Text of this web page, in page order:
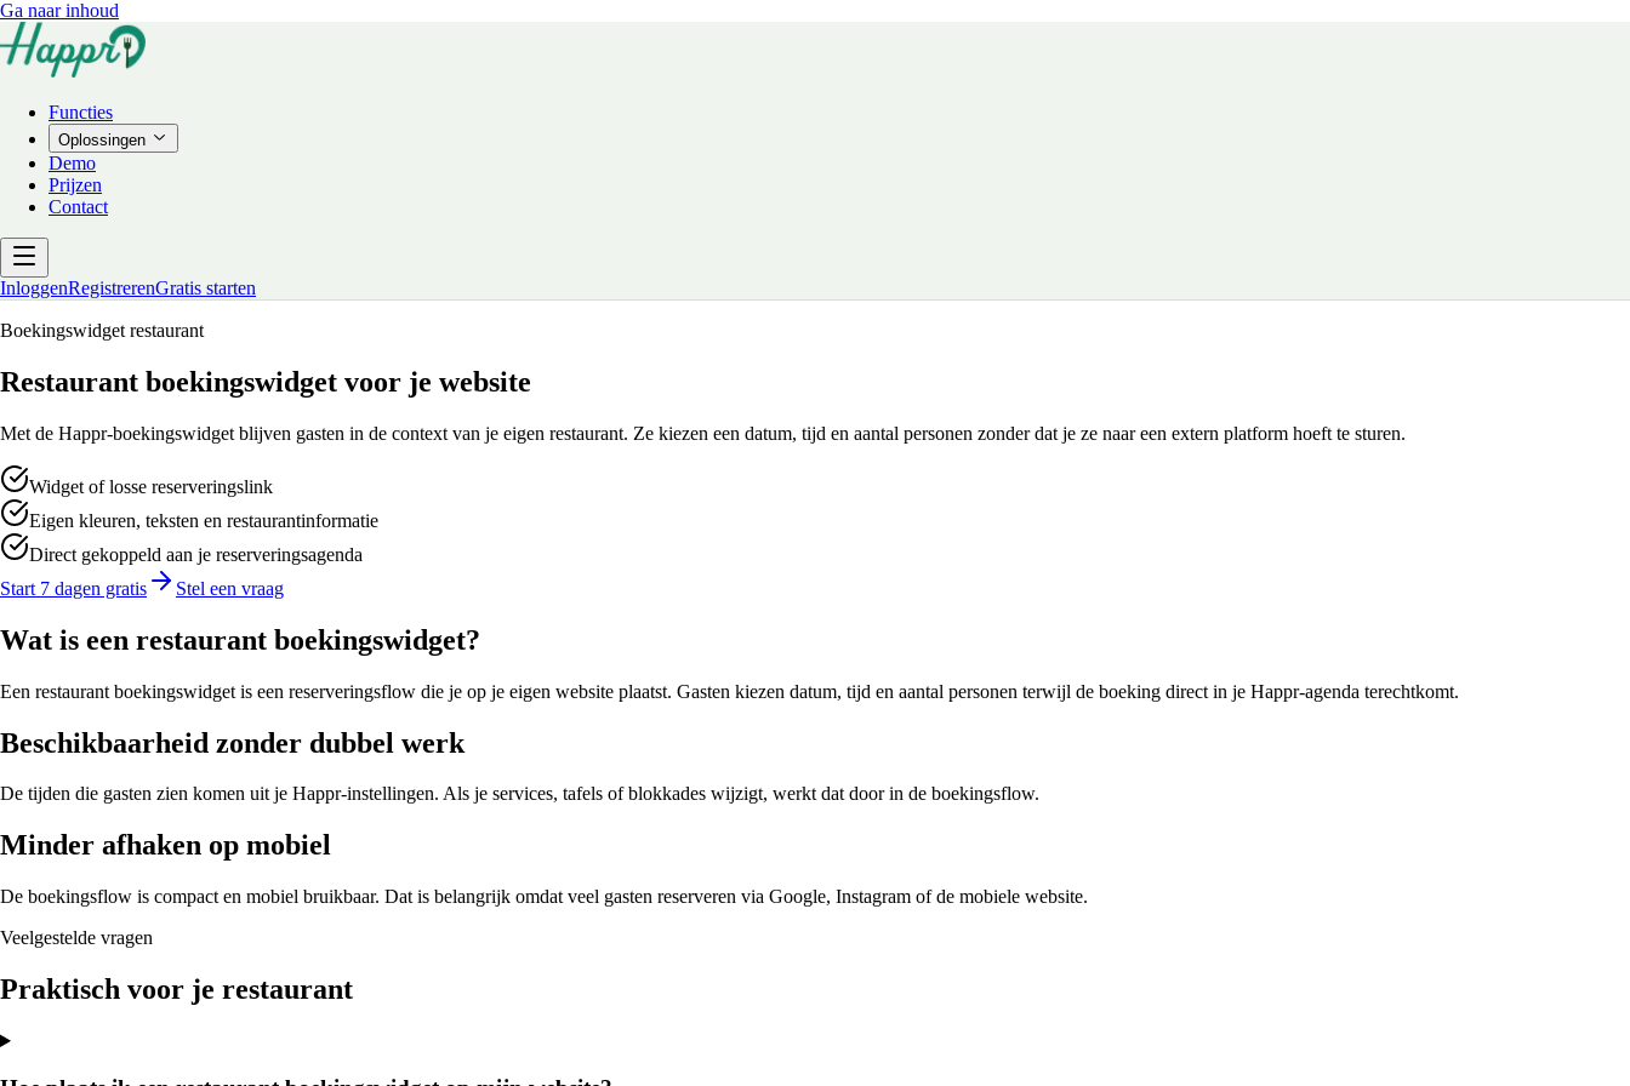
Ga naar inhoud
Functies
Oplossingen
Demo
Prijzen
Contact
InloggenRegistrerenGratis starten
Boekingswidget restaurant
Restaurant boekingswidget voor je website
Met de Happr-boekingswidget blijven gasten in de context van je eigen restaurant. Ze kiezen een datum, tijd en aantal personen zonder dat je ze naar een extern platform hoeft te sturen.
Widget of losse reserveringslink
Eigen kleuren, teksten en restaurantinformatie
Direct gekoppeld aan je reserveringsagenda
Start 7 dagen gratis
Stel een vraag
Wat is een restaurant boekingswidget?
Een restaurant boekingswidget is een reserveringsflow die je op je eigen website plaatst. Gasten kiezen datum, tijd en aantal personen terwijl de boeking direct in je Happr-agenda terechtkomt.
Beschikbaarheid zonder dubbel werk
De tijden die gasten zien komen uit je Happr-instellingen. Als je services, tafels of blokkades wijzigt, werkt dat door in de boekingsflow.
Minder afhaken op mobiel
De boekingsflow is compact en mobiel bruikbaar. Dat is belangrijk omdat veel gasten reserveren via Google, Instagram of de mobiele website.
Veelgestelde vragen
Praktisch voor je restaurant